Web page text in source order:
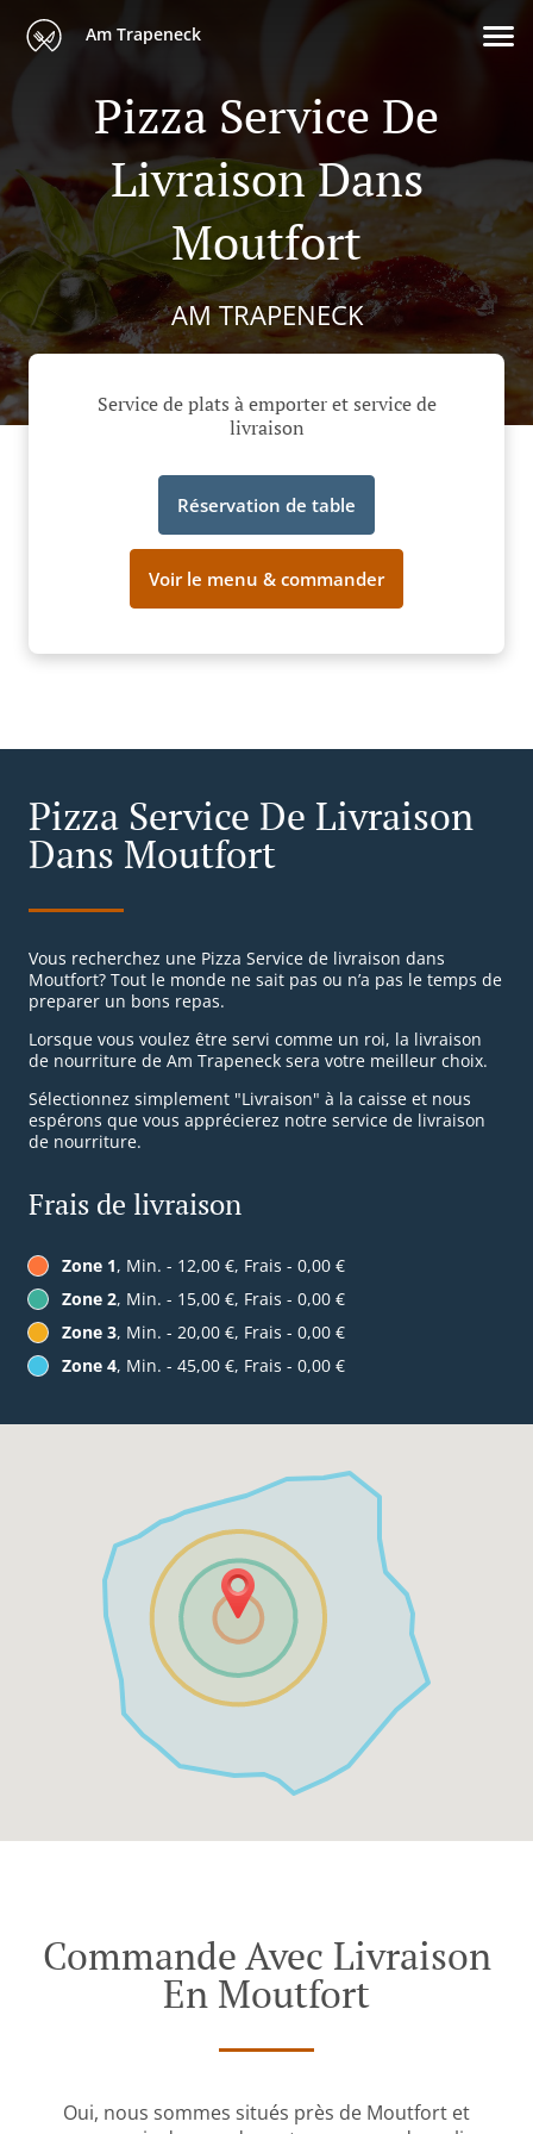
Am Trapeneck
Pizza Service De
Livraison Dans
Moutfort
AM TRAPENECK
Service de plats à emporter et service de
livraison
Réservation de table
Voir le menu & commander
Pizza Service De Livraison
Dans Moutfort
Vous recherchez une Pizza Service de livraison dans
Moutfort? Tout le monde ne sait pas ou n’a pas le temps de
preparer un bons repas.
Lorsque vous voulez être servi comme un roi, la livraison
de nourriture de Am Trapeneck sera votre meilleur choix.
Sélectionnez simplement "Livraison" à la caisse et nous
espérons que vous apprécierez notre service de livraison
de nourriture.
Frais de livraison
Zone 1, Min. - 12,00 €, Frais - 0,00 €
Zone 2, Min. - 15,00 €, Frais - 0,00 €
Zone 3, Min. - 20,00 €, Frais - 0,00 €
Zone 4, Min. - 45,00 €, Frais - 0,00 €
Commande Avec Livraison
En Moutfort
Oui, nous sommes situés près de Moutfort et